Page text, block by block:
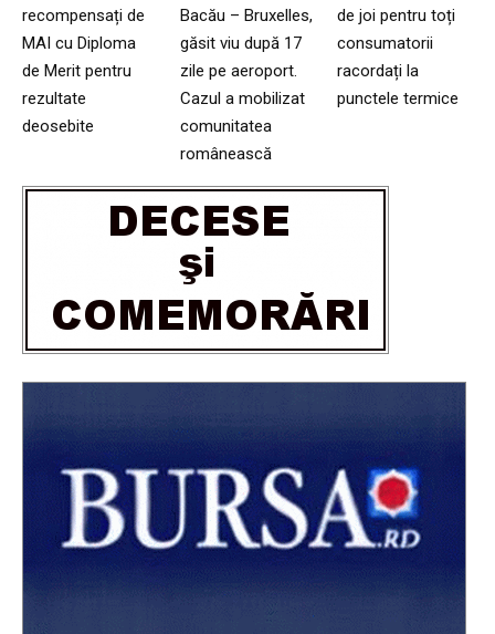
recompensați de
MAI cu Diploma
de Merit pentru
rezultate
deosebite
Bacău – Bruxelles,
găsit viu după 17
zile pe aeroport.
Cazul a mobilizat
comunitatea
românească
de joi pentru toți
consumatorii
racordați la
punctele termice